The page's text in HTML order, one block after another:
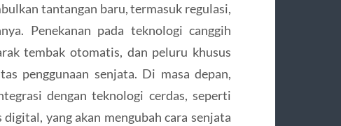
tantangan baru, termasuk regulasi,
Penekanan pada teknologi canggih
tembak otomatis, dan peluru khusus
penggunaan senjata. Di masa depan,
dengan teknologi cerdas, seperti
yang akan mengubah cara senjata